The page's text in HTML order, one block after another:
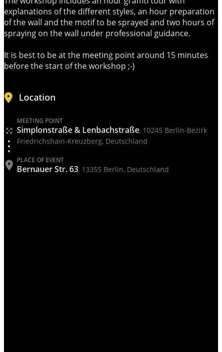
explanations of the different styles, an hour preparation
of the wall and the motif to be sprayed and two hours of
spraying on the wall under professional guidance.
It is best to be at the meeting point around 15 minutes
before the start of the workshop ;-)
Location
MEETING POINT
Simplonstraße & Lenbachstraße, 10245 Berlin-Bezirk
Friedrichshain-Kreuzberg, Deutschland
PLACE OF EVENT
Bernauer Str. 63, 13355 Berlin, Deutschland